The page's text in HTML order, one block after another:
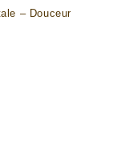
– Douceur